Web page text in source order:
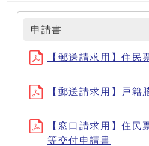
申請書
【郵送請求用】住民
【郵送請求用】戸籍
【窓口請求用】住民
等交付申請書